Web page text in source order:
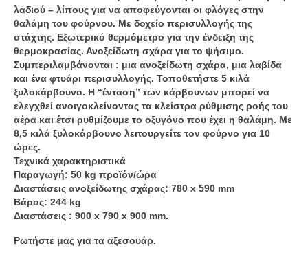
λαδιού – λίπους για να αποφεύγονται οι φλόγες στην
θαλάμη του φούρνου. Με δοχείο περισυλλογής της
στάχτης. Εξωτερικό θερμόμετρο για την ένδειξη της
θερμοκρασίας. Ανοξείδωτη σχάρα για το ψήσιμο.
Συμπεριλαμβάνονται : μια ανοξείδωτη σχάρα, μια λαβίδα
και ένα φτυάρι περισυλλογής. Τοποθετήστε 5 κιλά
ξυλοκάρβουνο. Η “ένταση” των κάρβουνων μπορεί να
ελεγχθεί ανοιγοκλείνοντας τα κλείστρα ρύθμισης ροής του
αέρα και έτσι ρυθμίζουμε το οξυγόνο που έχει η θαλάμη. Με
8,5 κιλά ξυλοκάρβουνο λειτουργείτε τον φούρνο για 10
ώρες.
Τεχνικά χαρακτηριστικά
Παραγωγή: 50 kg προϊόν/ώρα
Διαστάσεις ανοξείδωτης σχάρας: 780 x 590 mm
Βάρος: 244 kg
Διαστάσεις : 900 x 790 x 900 mm.
Ρωτήστε μας για τα αξεσουάρ.